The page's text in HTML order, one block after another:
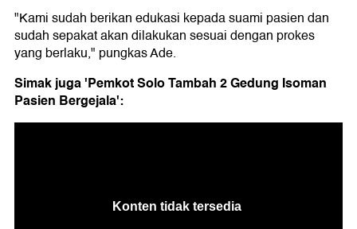
"Kami sudah berikan edukasi kepada suami pasien dan
sudah sepakat akan dilakukan sesuai dengan prokes
yang berlaku," pungkas Ade.
Simak juga 'Pemkot Solo Tambah 2 Gedung Isoman
Pasien Bergejala':